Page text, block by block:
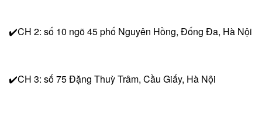
✔️CH 2: số 10 ngõ 45 phố Nguyên Hồng, Đống Đa, Hà Nội
✔️CH 3: số 75 Đặng Thuỳ Trâm, Cầu Giấy, Hà Nội